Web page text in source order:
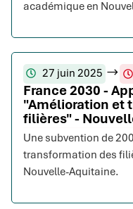
académique en
27 juin 2025
France 2030 -
"Amélioration et
filières" -
Une subvention de
transformation des
Nouvelle-Aquitaine.